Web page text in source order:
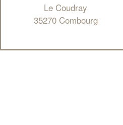
Le Coudray
35270 Combourg